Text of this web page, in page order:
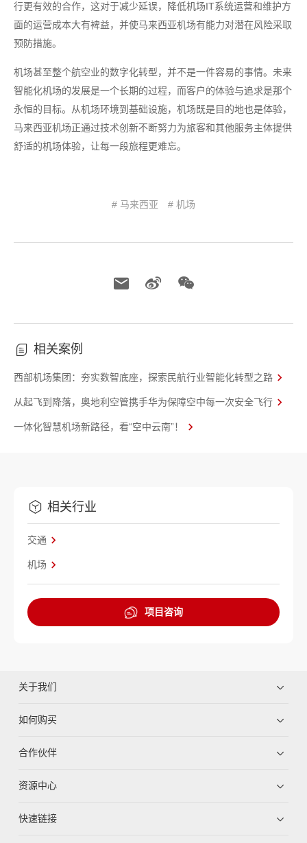
行更有效的合作，这对于减少延误，降低机场IT系统运营和维护方
面的运营成本大有裨益，并使马来西亚机场有能力对潜在风险采取
预防措施。
机场甚至整个航空业的数字化转型，并不是一件容易的事情。未来
智能化机场的发展是一个长期的过程，而客户的体验与追求是那个
永恒的目标。从机场环境到基础设施，机场既是目的地也是体验，
马来西亚机场正通过技术创新不断努力为旅客和其他服务主体提供
舒适的机场体验，让每一段旅程更难忘。
# 马来西亚 # 机场
相关案例
西部机场集团：夯实数智底座，探索民航行业智能化转型之路
从起飞到降落，奥地利空管携手华为保障空中每一次安全飞行
一体化智慧机场新路径，看“空中云南”！
相关行业
交通
机场
项目咨询
关于我们
如何购买
合作伙伴
资源中心
快速链接